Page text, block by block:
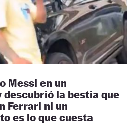
Messi en un
la bestia que
Ferrari ni un
es lo que cuesta